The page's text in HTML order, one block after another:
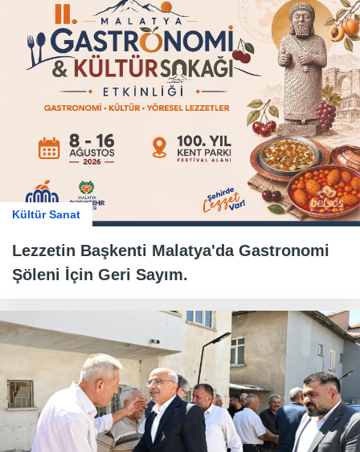
Kültür Sanat
Lezzetin Başkenti Malatya'da Gastronomi
Şöleni İçin Geri Sayım.